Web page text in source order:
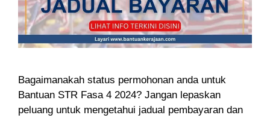
Bagaimanakah status permohonan anda untuk
Bantuan STR Fasa 4 2024? Jangan lepaskan
peluang untuk mengetahui jadual pembayaran dan